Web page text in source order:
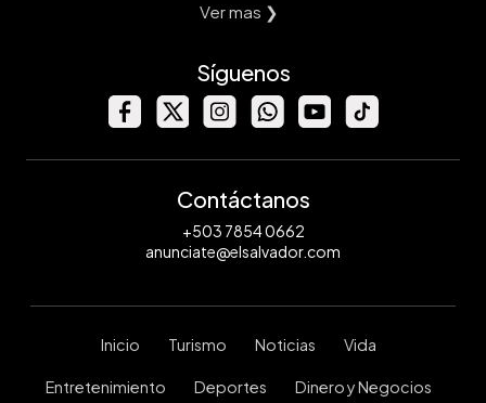
Ver mas ❯
Síguenos
Contáctanos
+503 7854 0662
anunciate@elsalvador.com
Inicio Turismo Noticias Vida
Entretenimiento Deportes Dinero y Negocios